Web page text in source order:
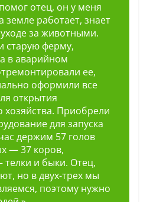
отец, он у меня
земле работает, знает
за животными.
старую ферму,
в аварийном
ее,
оформили все
открытия
хозяйства. Приобрели
для запуска
держим 57 голов
— 37 коров,
и быки. Отец,
но в двух-трех мы
поэтому нужно